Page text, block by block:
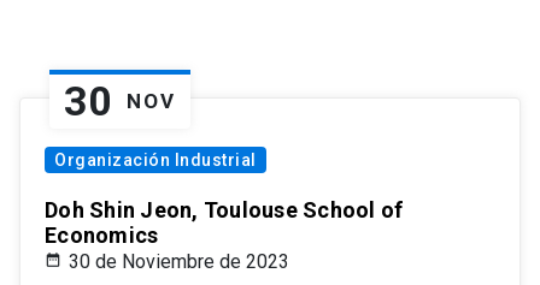
30 NOV
Organización Industrial
Doh Shin Jeon, Toulouse School of
Economics
30 de Noviembre de 2023